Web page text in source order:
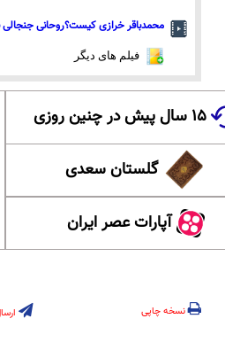
محمدباقر خرازی کیست؟روحانی جنجالی
فیلم های دیگر
۱۵ سال پیش در چنین روزی
گلستان سعدی
آپارات عصر ایران
نسخه چاپی